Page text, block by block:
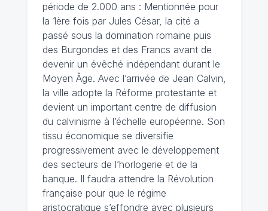
période de 2.000 ans : Mentionnée pour
la 1ère fois par Jules César, la cité a
passé sous la domination romaine puis
des Burgondes et des Francs avant de
devenir un évêché indépendant durant le
Moyen Âge. Avec l’arrivée de Jean Calvin,
la ville adopte la Réforme protestante et
devient un important centre de diffusion
du calvinisme à l’échelle européenne. Son
tissu économique se diversifie
progressivement avec le développement
des secteurs de l’horlogerie et de la
banque. Il faudra attendre la Révolution
française pour que le régime
aristocratique s’effondre avec plusieurs